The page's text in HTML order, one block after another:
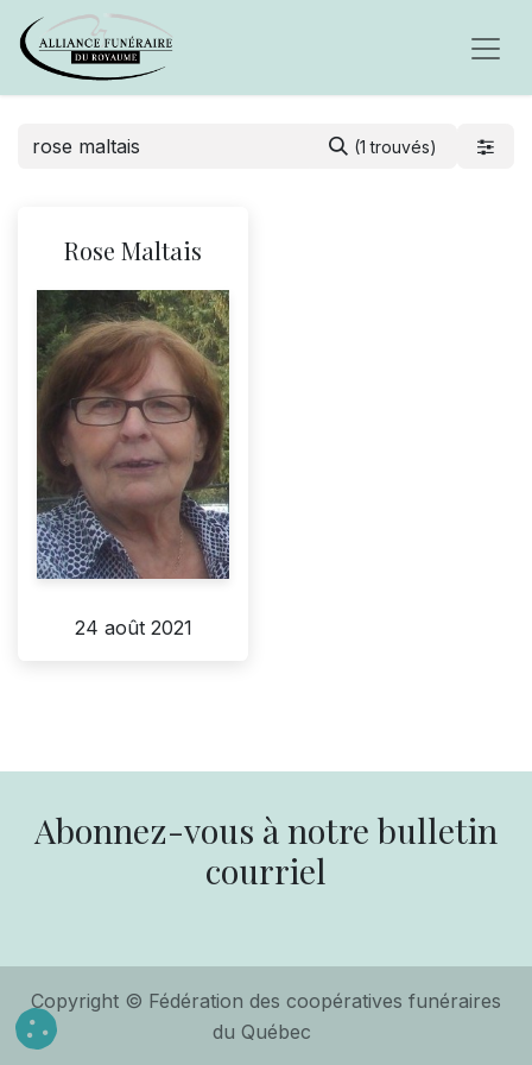
(1 trouvés)
Rose Maltais
24 août 2021
Abonnez-vous à notre bulletin
courriel
Copyright © Fédération des coopératives funéraires
du Québec